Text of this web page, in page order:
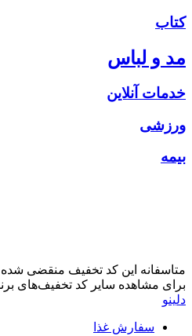
کتاب
مد و لباس
خدمات آنلاین
ورزشی
بیمه
متاسفانه این کد تخفیف منقضی
برای مشاهده سایر کد تخفیف‌های
دلینو
سفارش غذا